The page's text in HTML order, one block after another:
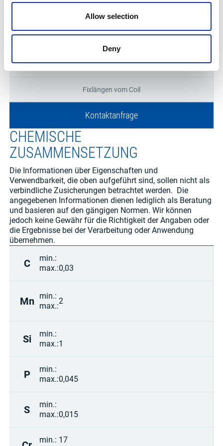
Allow selection
Deny
2000 x 4000 mm
2500 x 6000 mm
Fixlängen vom Coil
Kontaktanfrage
CHEMISCHE
ZUSAMMENSETZUNG
Die Informationen über Eigenschaften und
Verwendbarkeit, die oben aufgeführt sind, sollen nicht als
verbindliche Zusicherungen betrachtet werden. Die
angegebenen Informationen dienen lediglich als Beratung
und basieren auf den gängigen Normen. Wir können
jedoch keine Gewähr für die Richtigkeit der Angaben oder
die Ergebnisse bei der Verarbeitung oder Anwendung
übernehmen.
C
min.:
max.:0,03
Mn min.:
max.:
2
Si
min.:
max.:1
P
min.:
max.:0,045
S
min.:
max.:0,015
min.: 17